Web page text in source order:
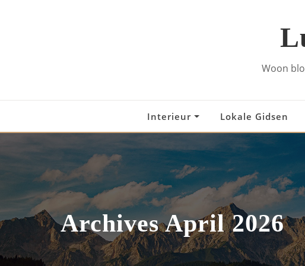
Woon
Interieur Lokale Gidsen
Archives April 2026